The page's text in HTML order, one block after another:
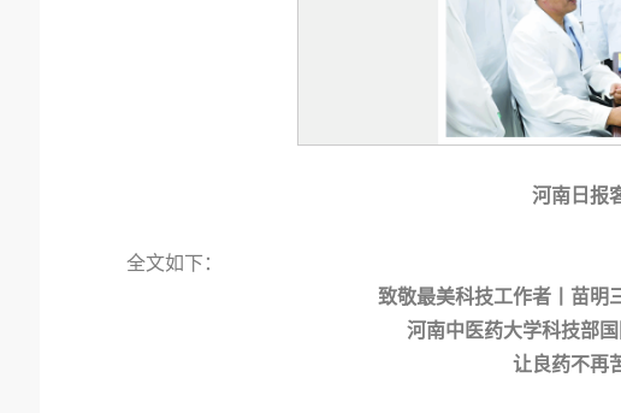
河南日报
全文如下：
致敬最美科技工作者丨苗明
河南中医药大学科技部
让良药不再